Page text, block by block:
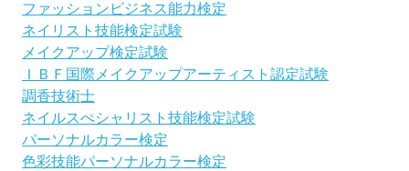
ファッションビジネス能力検定
ネイリスト技能検定試験
メイクアップ検定試験
ＩＢＦ国際メイクアップアーティスト認定試験
調香技術士
ネイルスぺシャリスト技能検定試験
パーソナルカラー検定
色彩技能パーソナルカラー検定